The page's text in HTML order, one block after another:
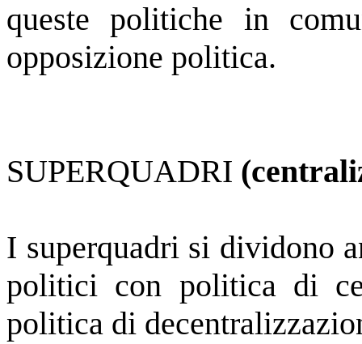
queste politiche in
opposizione politica.
SUPERQUADRI
I superquadri si dividono
politici con politica di
politica di